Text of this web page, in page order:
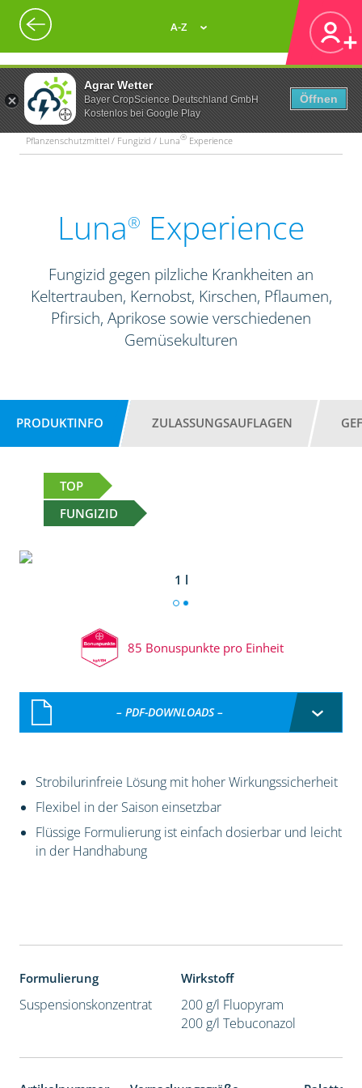
Agrar Wetter
Bayer CropScience Deutschland GmbH
Kostenlos bei Google Play
Öffnen
A-Z
Pflanzenschutzmittel / Fungizid / Luna® Experience
Luna® Experience
Fungizid gegen pilzliche Krankheiten an
Keltertrauben, Kernobst, Kirschen, Pflaumen,
Pfirsich, Aprikose sowie verschiedenen
Gemüsekulturen
PRODUKTINFO ZULASSUNGSAUFLAGEN
TOP
FUNGIZID
1 l
85 Bonuspunkte pro Einheit
– PDF-DOWNLOADS –
Strobilurinfreie Lösung mit hoher Wirkungssicherheit
Flexibel in der Saison einsetzbar
Flüssige Formulierung ist einfach dosierbar und leicht
in der Handhabung
Formulierung
Suspensionskonzentrat
Wirkstoff
200 g/l Fluopyram
200 g/l Tebuconazol